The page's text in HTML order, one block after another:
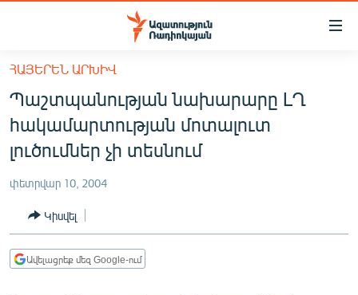
Մատչելիության
հիմնական
բովանդակությանը
Անցնել
հիմնական
մենյուին
ՀԱՅԱՍՏԱՆ
ՔԱՂԱՔԱԿԱՆ
ՀԱՍԱՐԱԿՈՒԹՅՈՒՆ
ՏՆՏԵՍՈՒԹՅՈՒՆ
ՀԱՅԵՐԵՆ ԱՐԽԻՎ
Պաշտպանության նախարարը ԼՂ
հակամարտության մոտալուտ
լուծումներ չի տեսնում
փետրվար 10, 2004
Կիսվել
Ավելացրեք մեզ Google-ում